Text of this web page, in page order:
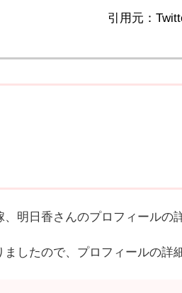
引用元：
明日香さんのプロフィールの
したので、プロフィールの詳